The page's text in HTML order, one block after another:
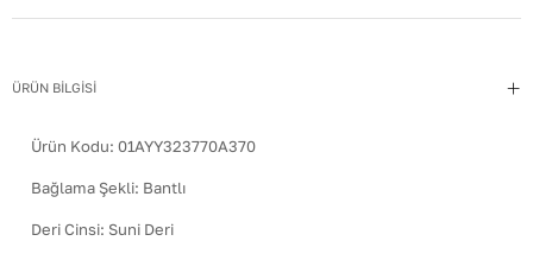
ÜRÜN BİLGİSİ
Ürün Kodu: 01AYY323770A370
Bağlama Şekli: Bantlı
Deri Cinsi: Suni Deri